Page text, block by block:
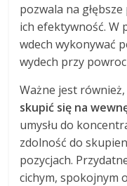
pozwala na
ich efektywność. W
wdech wykonywać
wydech przy
Ważne jest
skupić się na
umysłu do
zdolność do
pozycjach.
cichym, spokojnym